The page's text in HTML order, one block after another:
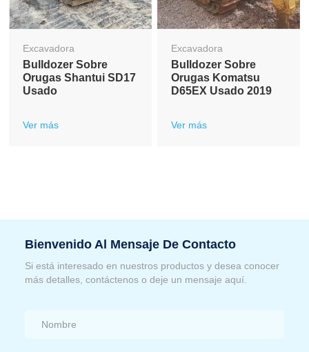
Excavadora
Bulldozer Sobre
Orugas Shantui SD17
Usado
Ver más
Excavadora
Bulldozer Sobre
Orugas Komatsu
D65EX Usado 2019
Ver más
Bienvenido Al Mensaje De Contacto
Si está interesado en nuestros productos y desea conocer
más detalles, contáctenos o deje un mensaje aquí.